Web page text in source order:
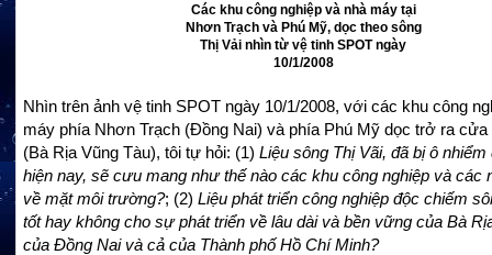
Các khu công nghiệp và nhà máy tại
Nhơn Trạch và Phú Mỹ, dọc theo sông
Thị Vải nhìn từ vệ tinh SPOT ngày
10/1/2008
Nhìn trên ảnh vệ tinh SPOT ngày 10/1/2008, với các khu công
máy phía Nhơn Trạch (Đồng Nai) và phía Phú Mỹ dọc trở ra cửa
(Bà Rịa Vũng Tàu), tôi tự hỏi: (1) Liệu sông Thị Vãi, đã bị ô
hiện nay, sẽ cưu mang như thế nào các khu công nghiệp và các
về mặt môi trường?; (2) Liệu phát triển công nghiệp độc chiếm
tốt hay không cho sự phát triển về lâu dài và bền vững của Bà
của Đồng Nai và cả của Thành phố Hồ Chí Minh?